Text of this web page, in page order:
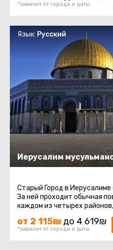
*зависит от города и даты
Иерусалим
Язык: Русский
Старый Город в
За ней проходит обычная
каждом из четырех
от 2 115₪ до 4 619₪
*зависит от города и даты